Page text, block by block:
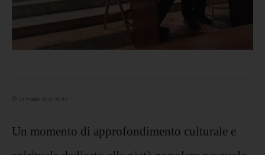
21 maggio 2026 08:43
Un momento di approfondimento culturale e